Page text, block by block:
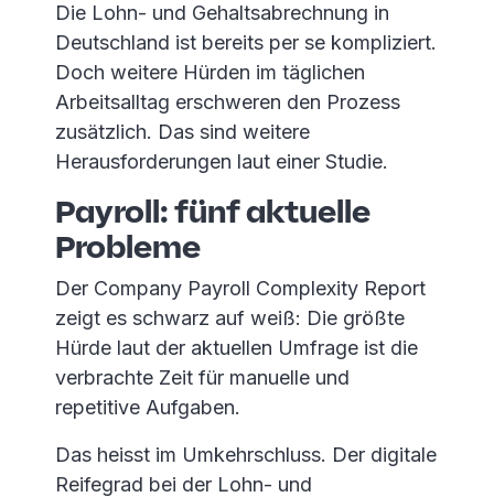
Die Lohn- und Gehaltsabrechnung in
Deutschland ist bereits per se kompliziert.
Doch weitere Hürden im täglichen
Arbeitsalltag erschweren den Prozess
zusätzlich. Das sind weitere
Herausforderungen laut einer Studie.
Payroll: fünf aktuelle
Probleme
Der Company Payroll Complexity Report
zeigt es schwarz auf weiß: Die größte
Hürde laut der aktuellen Umfrage ist die
verbrachte Zeit für manuelle und
repetitive Aufgaben.
Das heisst im Umkehrschluss. Der digitale
Reifegrad bei der Lohn- und